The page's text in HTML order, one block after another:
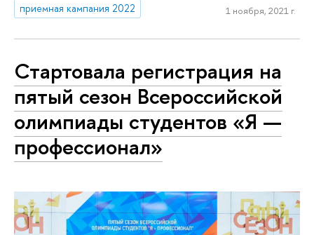
приемная кампания 2022
1 ноября, 2021 г.
Стартовала регистрация на
пятый сезон Всероссийской
олимпиады студентов «Я —
профессионал»